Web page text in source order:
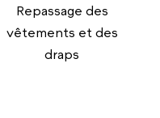
Repassage des
vêtements et des
draps